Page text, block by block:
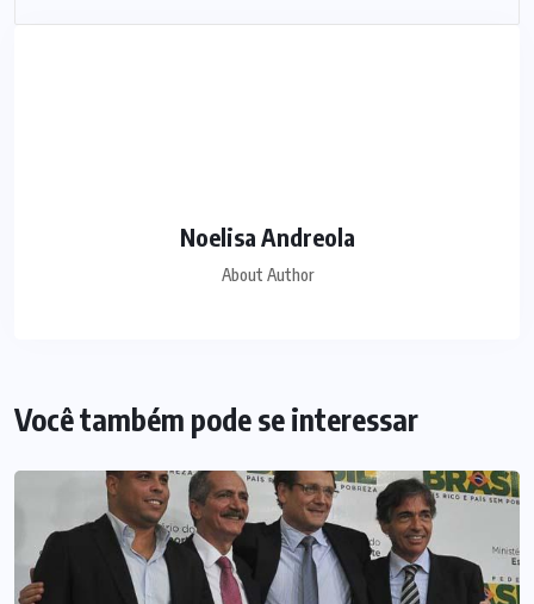
Noelisa Andreola
About Author
Você também pode se interessar